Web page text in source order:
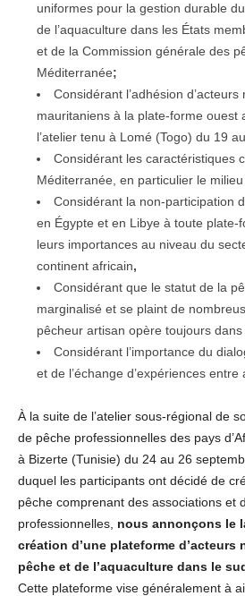
uniformes pour la gestion durable
de l’aquaculture dans les États
et de la Commission générale des
Méditerranée;
Considérant l’adhésion
mauritaniens à la plate-forme ouest
l’atelier tenu à Lomé (Togo) du 19
Considérant les caractéristiques
Méditerranée, en particulier le
Considérant la non-participation
en Égypte et en Libye à toute plate-
leurs importances au niveau du
continent africain,
Considérant que le statut de la
marginalisé et se plaint de
pêcheur artisan opère toujours
Considérant l’importance du
et de l’échange d’expériences
À la suite de l’atelier sous-régional de
de pêche professionnelles des pays
à Bizerte (Tunisie) du 24 au 26
duquel les participants ont décidé de
pêche comprenant des associations et
professionnelles, nous annonçons le
création d’une plateforme d’acteurs
pêche et de l’aquaculture dans le
Cette plateforme vise généralement à